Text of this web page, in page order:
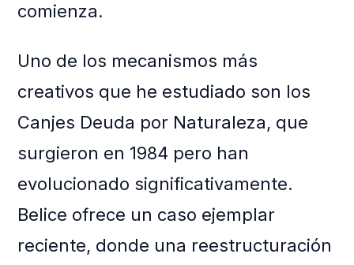
comienza.
Uno de los mecanismos más
creativos que he estudiado son los
Canjes Deuda por Naturaleza, que
surgieron en 1984 pero han
evolucionado significativamente.
Belice ofrece un caso ejemplar
reciente, donde una reestructuración